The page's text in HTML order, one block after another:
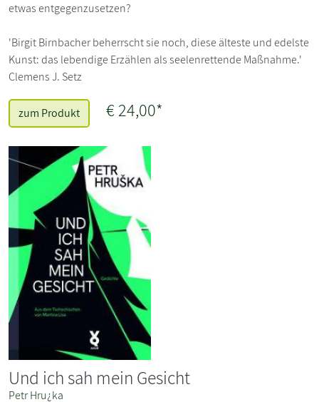
etwas entgegenzusetzen?
'Birgit Birnbacher beherrscht sie noch, diese älteste und edelste
Kunst: das lebendige Erzählen als seelenrettende Maßnahme.'
Clemens J. Setz
zum Produkt € 24,00*
Und ich sah mein Gesicht
Petr Hru¿ka